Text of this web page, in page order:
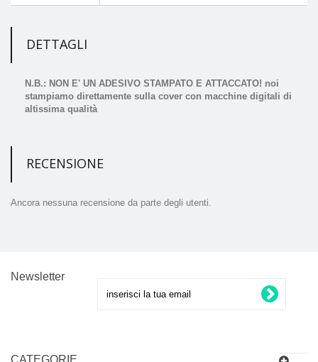
DETTAGLI
N.B.: NON E' UN ADESIVO STAMPATO E ATTACCATO! noi
stampiamo direttamente sulla cover con macchine digitali di
altissima qualità
RECENSIONE
Ancora nessuna recensione da parte degli utenti.
Newsletter
CATEGORIE